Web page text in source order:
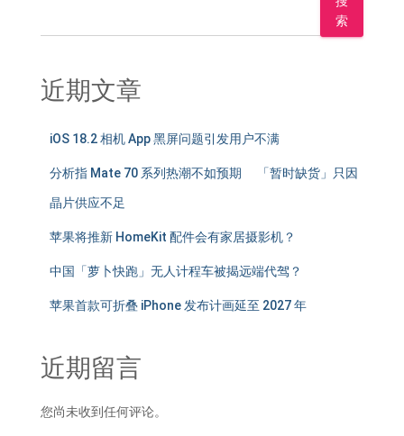
索
近期文章
iOS 18.2 相机 App 黑屏问题引发用户不满
分析指 Mate 70 系列热潮不如预期 「暂时缺货」只因
晶片供应不足
苹果将推新 HomeKit 配件会有家居摄影机？
中国「萝卜快跑」无人计程车被揭远端代驾？
苹果首款可折叠 iPhone 发布计画延至 2027 年
近期留言
您尚未收到任何评论。